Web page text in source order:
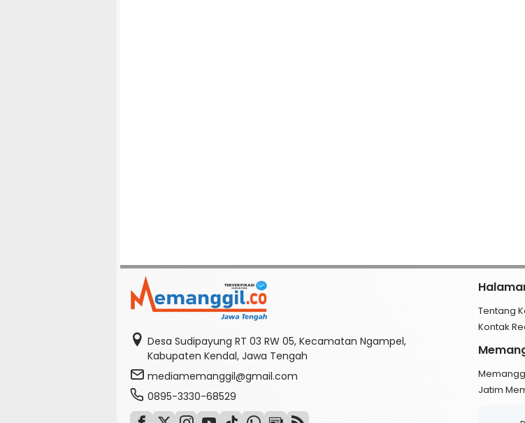
Desa Sudipayung RT 03 RW 05, Kecamatan Ngampel,
Kabupaten Kendal, Jawa Tengah
mediamemanggil@gmail.com
0895-3330-68529
Tentang
Kontak
Jatim